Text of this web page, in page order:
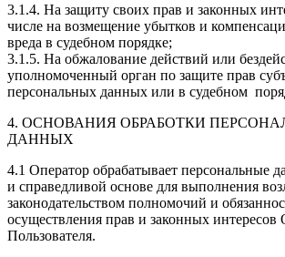
3.1.4. На защиту своих прав и законных
числе на возмещение убытков и
вреда в судебном порядке;
3.1.5. На обжалование действий или
уполномоченный орган по защите прав
персональных данных или в судебном
4. ОСНОВАНИЯ ОБРАБОТКИ
ДАННЫХ
4.1 Оператор обрабатывает персональные
и справедливой основе для выполнения
законодательством полномочий и
осуществления прав и законных интересов
Пользователя.